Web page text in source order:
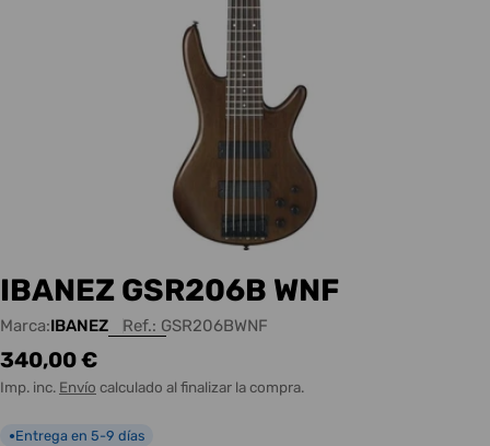
IBANEZ GSR206B WNF
Marca:IBANEZ Ref.: GSR206BWNF
Precio
habitual
340,00 €
Imp. inc. Envío calculado al finalizar la compra.
●Entrega en 5-9 días